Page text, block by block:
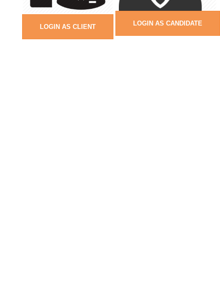
LOGIN AS CLIENT LOGIN AS CANDIDATE